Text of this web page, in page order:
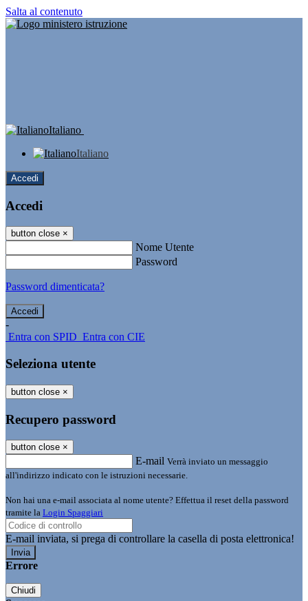
Salta al contenuto
Italiano
Italiano
Accedi
Accedi
button close ×
Nome Utente
Password
Password dimenticata?
-
Entra con SPID Entra con CIE
Seleziona utente
button close ×
Recupero password
button close ×
E-mail Verrà inviato un messaggio
all'indirizzo indicato con le istruzioni necessarie.
Non hai una e-mail associata al nome utente? Effettua il reset della password
tramite la Login Spaggiari
E-mail inviata, si prega di controllare la casella di posta elettronica!
Errore
Chiudi